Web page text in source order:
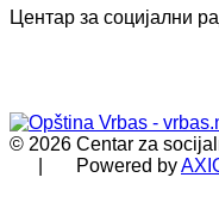
Центар за социјални
© 2026 Centar za
| Powered by